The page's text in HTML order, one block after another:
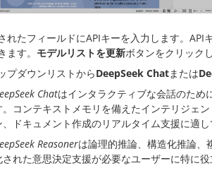
れたフィールドにAPIキーを入力します。API
ます。 モデルリストを更新ボタンをクリック
プダウンリストからDeepSeek Chatまたは
Chatはインタラクティブな会話のため
。コンテキストメモリを備えたインテリジェ
、ドキュメント作成のリアルタイム支援に適し
Reasonerは論理的推論、構造化推論、
された意思決定支援が必要なユーザーに特に役